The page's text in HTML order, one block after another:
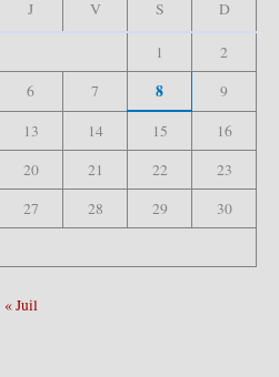
J V S D
1
2
6 7 8
9
13 14 15
16
20 21 22
23
27 28 29
30
« Juil